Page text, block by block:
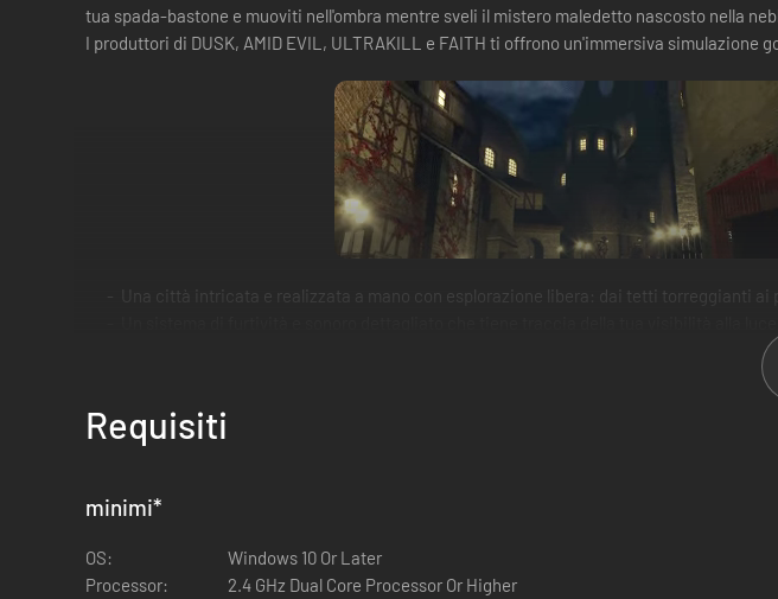
tua spada-bastone e muoviti nell'ombra mentre sveli il mistero maledetto nascosto nella
I produttori di DUSK, AMID EVIL, ULTRAKILL e FAITH ti offrono un'immersiva
Una città intricata e realizzata a mano con esplorazione libera: dai tetti torreggianti
Requisiti
minimi*
OS:
Windows 10 Or Later
Processor:
2.4 GHz Dual Core Processor Or Higher